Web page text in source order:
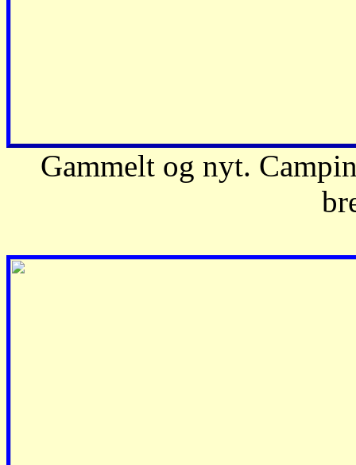
Gammelt og nyt.